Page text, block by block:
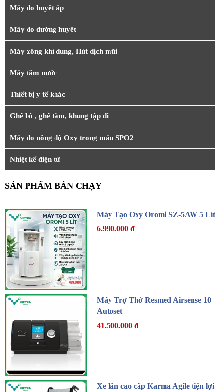
Máy đo huyết áp
Máy đo đường huyết
Máy xông khí dung, Hút dịch mũi
Máy tăm nước
Thiết bị y tế khác
Ghế bô , ghế tắm, khung tập đi
Máy đo nồng độ Oxy trong máu SPO2
Nhiệt kế điện tử
SẢN PHẨM BÁN CHẠY
Máy Tạo Oxy Oromi SZ-5AW 5 Lít
6.990.000 đ
Máy Trợ Thở Resmed Airsense 10
Autoset
41.500.000 đ
Xe lăn cao cấp Karma Agile tiện lợi